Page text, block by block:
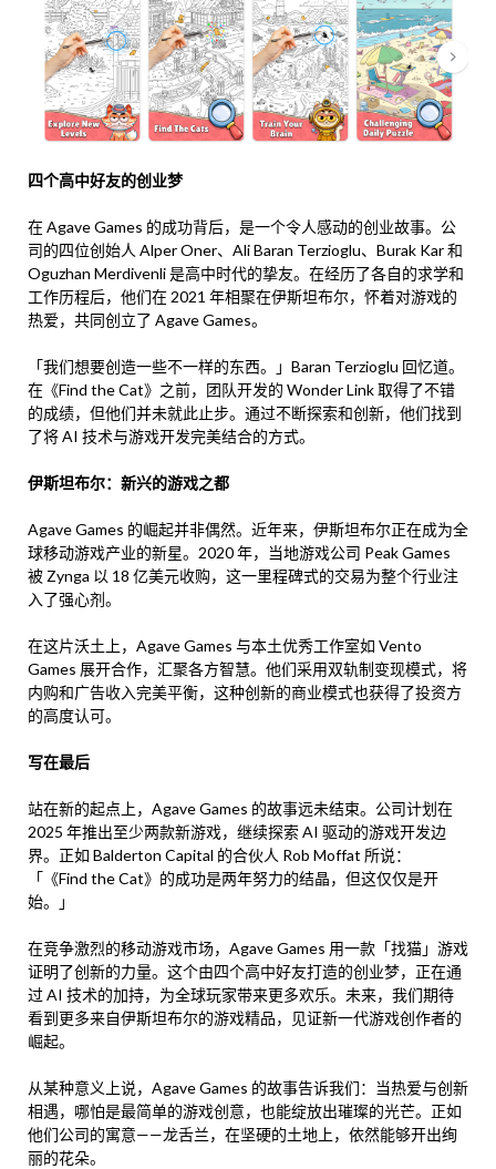
四个高中好友的创业梦
在 Agave Games 的成功背后，是一个令人感动的创业故事。公
司的四位创始人 Alper Oner、Ali Baran Terzioglu、Burak Kar 和
Oguzhan Merdivenli 是高中时代的挚友。在经历了各自的求学和
工作历程后，他们在 2021 年相聚在伊斯坦布尔，怀着对游戏的
热爱，共同创立了 Agave Games。
「我们想要创造一些不一样的东西。」Baran Terzioglu 回忆道。
在《Find the Cat》之前，团队开发的 Wonder Link 取得了不错
的成绩，但他们并未就此止步。通过不断探索和创新，他们找到
了将 AI 技术与游戏开发完美结合的方式。
伊斯坦布尔：新兴的游戏之都
Agave Games 的崛起并非偶然。近年来，伊斯坦布尔正在成为全
球移动游戏产业的新星。2020 年，当地游戏公司 Peak Games
被 Zynga 以 18 亿美元收购，这一里程碑式的交易为整个行业注
入了强心剂。
在这片沃土上，Agave Games 与本土优秀工作室如 Vento
Games 展开合作，汇聚各方智慧。他们采用双轨制变现模式，将
内购和广告收入完美平衡，这种创新的商业模式也获得了投资方
的高度认可。
写在最后
站在新的起点上，Agave Games 的故事远未结束。公司计划在
2025 年推出至少两款新游戏，继续探索 AI 驱动的游戏开发边
界。正如 Balderton Capital 的合伙人 Rob Moffat 所说：
「《Find the Cat》的成功是两年努力的结晶，但这仅仅是开
始。」
在竞争激烈的移动游戏市场，Agave Games 用一款「找猫」游戏
证明了创新的力量。这个由四个高中好友打造的创业梦，正在通
过 AI 技术的加持，为全球玩家带来更多欢乐。未来，我们期待
看到更多来自伊斯坦布尔的游戏精品，见证新一代游戏创作者的
崛起。
从某种意义上说，Agave Games 的故事告诉我们：当热爱与创新
相遇，哪怕是最简单的游戏创意，也能绽放出璀璨的光芒。正如
他们公司的寓意——龙舌兰，在坚硬的土地上，依然能够开出绚
丽的花朵。